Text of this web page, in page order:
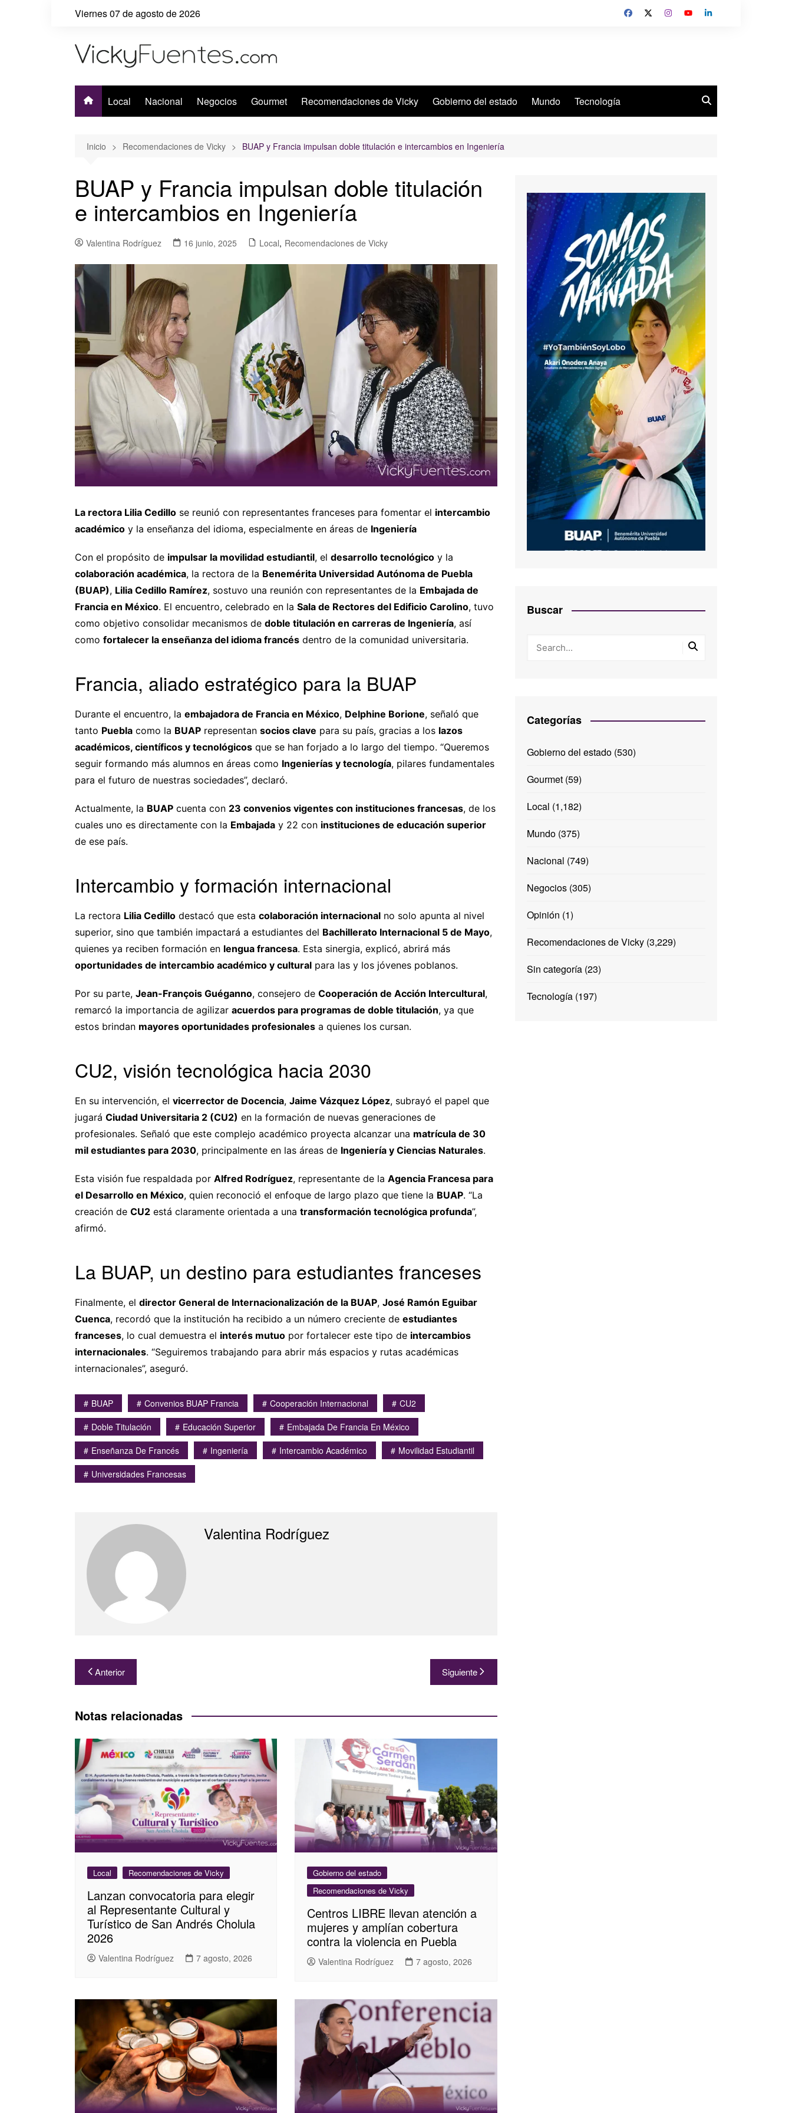
Viernes 07 de agosto de 2026
Local Nacional Negocios Gourmet Recomendaciones de Vicky Gobierno del estado Mundo Tecnología
Inicio Recomendaciones de Vicky BUAP y Francia impulsan doble titulación e intercambios en Ingeniería
BUAP y Francia impulsan doble titulación
e intercambios en Ingeniería
Valentina Rodríguez 16 junio, 2025 Local, Recomendaciones de Vicky
La rectora Lilia Cedillo se reunió con representantes franceses para fomentar el intercambio
académico y la enseñanza del idioma, especialmente en áreas de Ingeniería
Con el propósito de impulsar la movilidad estudiantil, el desarrollo tecnológico y la
colaboración académica, la rectora de la Benemérita Universidad Autónoma de Puebla
(BUAP), Lilia Cedillo Ramírez, sostuvo una reunión con representantes de la Embajada de
Francia en México. El encuentro, celebrado en la Sala de Rectores del Edificio Carolino, tuvo
como objetivo consolidar mecanismos de doble titulación en carreras de Ingeniería, así
como fortalecer la enseñanza del idioma francés dentro de la comunidad universitaria.
Francia, aliado estratégico para la BUAP
Durante el encuentro, la embajadora de Francia en México, Delphine Borione, señaló que
tanto Puebla como la BUAP representan socios clave para su país, gracias a los lazos
académicos, científicos y tecnológicos que se han forjado a lo largo del tiempo. “Queremos
seguir formando más alumnos en áreas como Ingenierías y tecnología, pilares fundamentales
para el futuro de nuestras sociedades”, declaró.
Actualmente, la BUAP cuenta con 23 convenios vigentes con instituciones francesas, de los
cuales uno es directamente con la Embajada y 22 con instituciones de educación superior
de ese país.
Intercambio y formación internacional
La rectora Lilia Cedillo destacó que esta colaboración internacional no solo apunta al nivel
superior, sino que también impactará a estudiantes del Bachillerato Internacional 5 de Mayo,
quienes ya reciben formación en lengua francesa. Esta sinergia, explicó, abrirá más
oportunidades de intercambio académico y cultural para las y los jóvenes poblanos.
Por su parte, Jean-François Guéganno, consejero de Cooperación de Acción Intercultural,
remarcó la importancia de agilizar acuerdos para programas de doble titulación, ya que
estos brindan mayores oportunidades profesionales a quienes los cursan.
CU2, visión tecnológica hacia 2030
En su intervención, el vicerrector de Docencia, Jaime Vázquez López, subrayó el papel que
jugará Ciudad Universitaria 2 (CU2) en la formación de nuevas generaciones de
profesionales. Señaló que este complejo académico proyecta alcanzar una matrícula de 30
mil estudiantes para 2030, principalmente en las áreas de Ingeniería y Ciencias Naturales.
Esta visión fue respaldada por Alfred Rodríguez, representante de la Agencia Francesa para
el Desarrollo en México, quien reconoció el enfoque de largo plazo que tiene la BUAP. “La
creación de CU2 está claramente orientada a una transformación tecnológica profunda”,
afirmó.
La BUAP, un destino para estudiantes franceses
Finalmente, el director General de Internacionalización de la BUAP, José Ramón Eguibar
Cuenca, recordó que la institución ha recibido a un número creciente de estudiantes
franceses, lo cual demuestra el interés mutuo por fortalecer este tipo de intercambios
internacionales. “Seguiremos trabajando para abrir más espacios y rutas académicas
internacionales”, aseguró.
BUAP Convenios BUAP Francia Cooperación Internacional
CU2
Doble Titulación
Educación Superior
Embajada De Francia En México
Enseñanza De Francés
Ingeniería Intercambio Académico
Movilidad Estudiantil
Universidades Francesas
Valentina Rodríguez
Navegación
de
entradas
Anterior Siguiente
Notas relacionadas
Local Recomendaciones de Vicky
Lanzan convocatoria para elegir
al Representante Cultural y
Turístico de San Andrés Cholula
2026
Valentina Rodríguez 7 agosto, 2026
Gobierno del estado
Recomendaciones de Vicky
Centros LIBRE llevan atención a
mujeres y amplían cobertura
contra la violencia en Puebla
Valentina Rodríguez 7 agosto, 2026
Buscar
Categorías
Gobierno del estado(530)
Gourmet(59)
Local (1,182)
Mundo(375)
Nacional (749)
Negocios(305)
Opinión (1)
Recomendaciones de Vicky(3,229)
Sin categoría(23)
Tecnología(197)